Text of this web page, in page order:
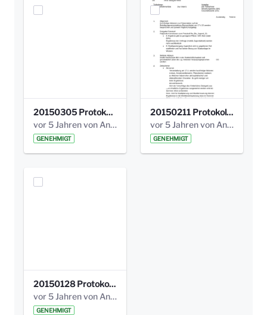
20150305 Protokoll Bismarckplatz _UrbanG_01.pdf
vor 5 Jahren von Anni Schlumberger
GENEHMIGT
20150211 Protokoll Bismarckplatz_Jugend_02b.pdf
vor 5 Jahren von Anni Schlumberger
GENEHMIGT
20150128 Protokoll Bismarckplatz_Jugend_01.pdf
vor 5 Jahren von Anni Schlumberger
GENEHMIGT